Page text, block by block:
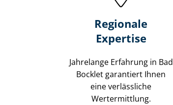
Regionale
Expertise
Jahrelange Erfahrung in Bad
Bocklet garantiert Ihnen
eine verlässliche
Wertermittlung.